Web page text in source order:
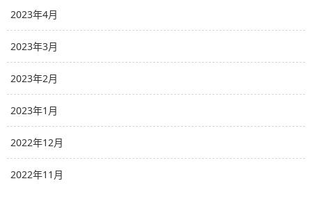
2023年4月
2023年3月
2023年2月
2023年1月
2022年12月
2022年11月